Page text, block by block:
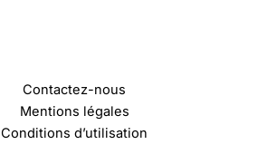
Contactez-nous
Mentions légales
Conditions d’utilisation